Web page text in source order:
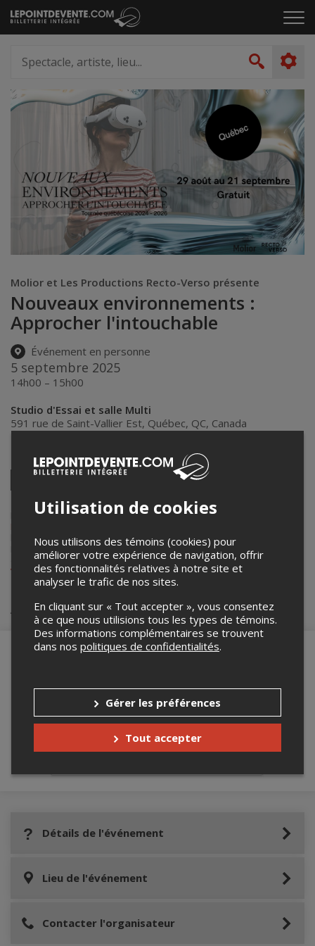
Passer
au
le
artiste,
lieu...
Molior et Les Productions Recto-Verso présente
Nouveaux environnements :
Approcher l'intouchable
Événement en personne
5 septembre 2025
14h00 – 15h00
Studio d'Essai et salle Multi
591 rue de Saint-Vallier Est, Québec, QC, Canada
Partagez cet événement
Twitter
par
courriel
Lepointdevente.com agit à titre de mandataire pour
billets pour ses événements.
Pour plus d’information à propos de cet événement, veuillez
contacter l’organisateur de l’événement, Les Productions Recto-
Verso, àbilletterie@recto-verso.org.
Achat de billets
Merci de confirmer que vous n'êtes pas un
robot ci-bas.
Détails de l'événement
Lieu de l'événement
Contacter l'organisateur
Utilisation de cookies
Nous utilisons des témoins (cookies) pour
améliorer votre expérience de navigation, offrir
des fonctionnalités relatives à notre site et
analyser le trafic de nos sites.
En cliquant sur « Tout accepter », vous consentez
à ce que nous utilisions tous les types de témoins.
Des informations complémentaires se trouvent
dans nos politiques de confidentialités.
Gérer les préférences
Tout accepter